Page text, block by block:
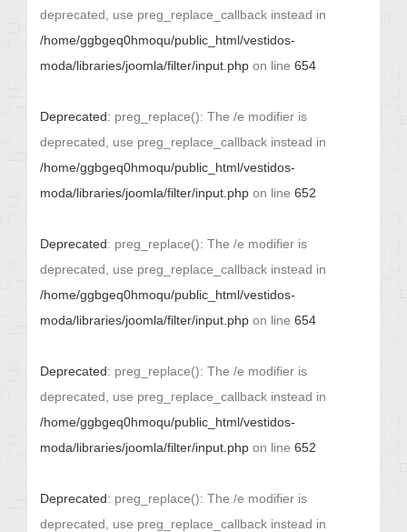
deprecated, use preg_replace_callback instead in
/home/ggbgeq0hmoqu/public_html/vestidos-
moda/libraries/joomla/filter/input.php on line 654
Deprecated: preg_replace(): The /e modifier is
deprecated, use preg_replace_callback instead in
/home/ggbgeq0hmoqu/public_html/vestidos-
moda/libraries/joomla/filter/input.php on line 652
Deprecated: preg_replace(): The /e modifier is
deprecated, use preg_replace_callback instead in
/home/ggbgeq0hmoqu/public_html/vestidos-
moda/libraries/joomla/filter/input.php on line 654
Deprecated: preg_replace(): The /e modifier is
deprecated, use preg_replace_callback instead in
/home/ggbgeq0hmoqu/public_html/vestidos-
moda/libraries/joomla/filter/input.php on line 652
Deprecated: preg_replace(): The /e modifier is
deprecated, use preg_replace_callback instead in